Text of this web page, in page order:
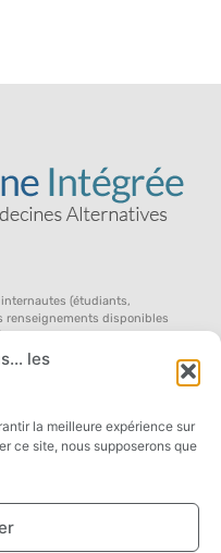
les
la meilleure expérience sur
ce site, nous supposerons que
(étudiants,
renseignements disponibles
anglais, l’on parle de «
au sein d’un concept global
avec nous au débat ouvert
systémique de la santé,